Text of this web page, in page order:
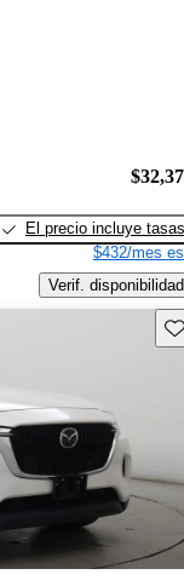
El precio incluye tasas
$432/mes
Verif. disponibilidad